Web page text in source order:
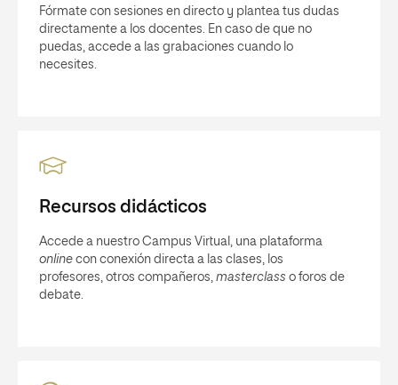
Fórmate con sesiones en directo y plantea tus dudas
directamente a los docentes. En caso de que no
puedas, accede a las grabaciones cuando lo
necesites.
Recursos didácticos
Accede a nuestro Campus Virtual, una plataforma
online con conexión directa a las clases, los
profesores, otros compañeros, masterclass o foros de
debate.